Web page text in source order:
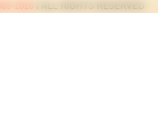
2026 | ALL RIGHTS RESERVED